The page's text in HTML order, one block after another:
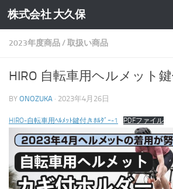
コンテンツへスキップ
株式会社 大久保
2023年度商品/取扱い商品
HIRO 自転車用ヘルメット
BY ONOZUKA · 2023年4月26日
HIRO-自転車用ﾍﾙﾒｯﾄ鍵付きﾎﾙﾀﾞｰ-1 PDFファイル